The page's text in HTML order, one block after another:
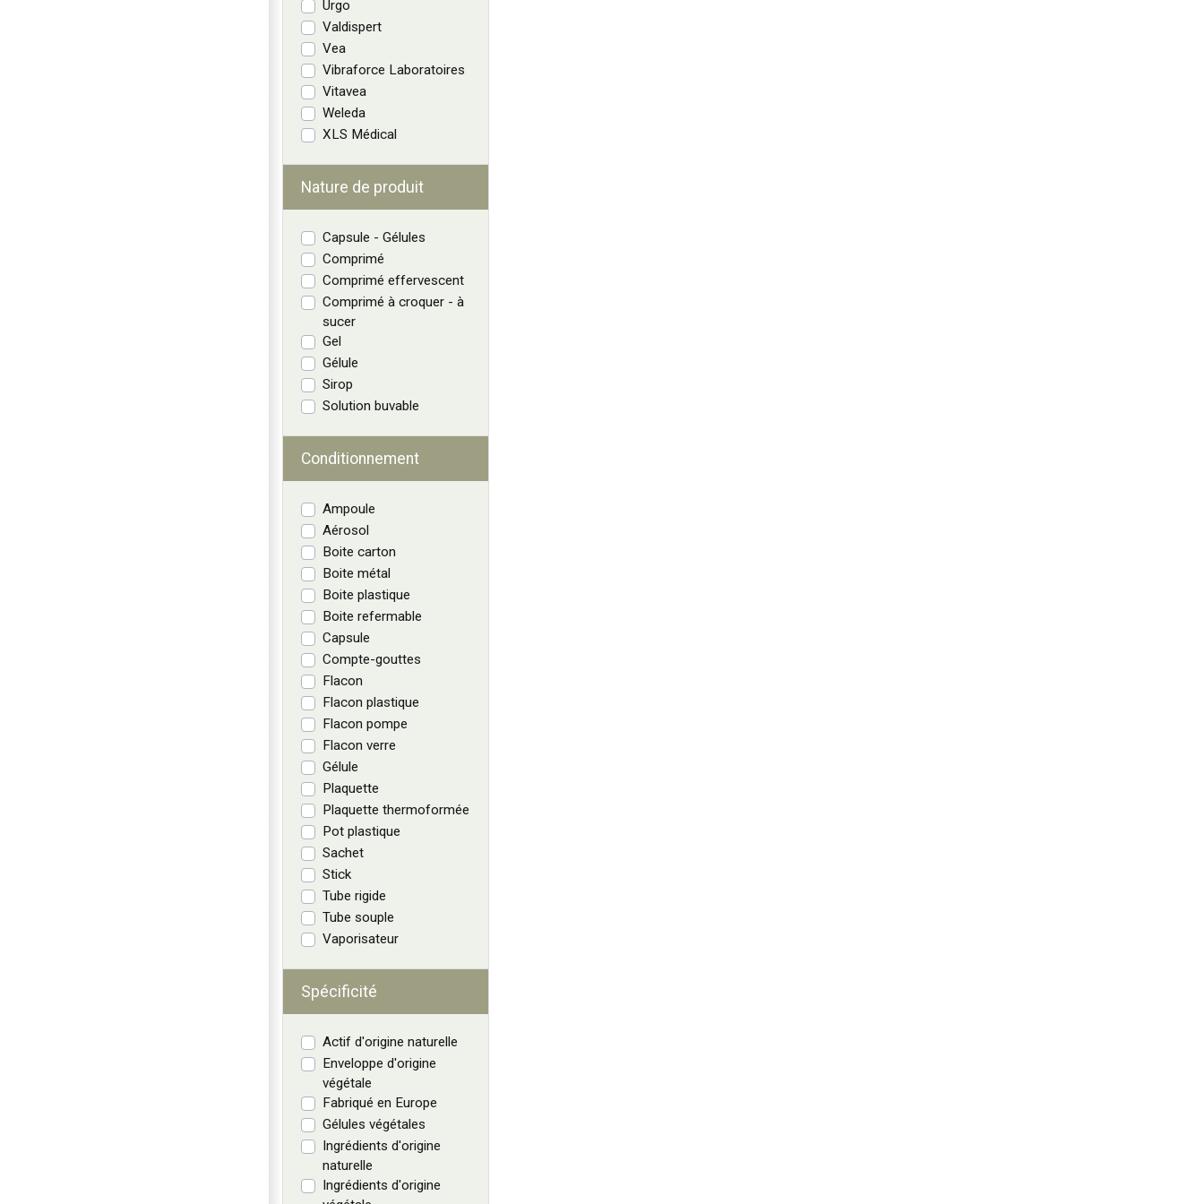
Urgo
Valdispert
Vea
Vibraforce Laboratoires
Vitavea
Weleda
XLS Médical
Nature de produit
Capsule - Gélules
Comprimé
Comprimé effervescent
Comprimé à croquer - à
sucer
Gel
Gélule
Sirop
Solution buvable
Conditionnement
Ampoule
Aérosol
Boite carton
Boite métal
Boite plastique
Boite refermable
Capsule
Compte-gouttes
Flacon
Flacon plastique
Flacon pompe
Flacon verre
Gélule
Plaquette
Plaquette thermoformée
Pot plastique
Sachet
Stick
Tube rigide
Tube souple
Vaporisateur
Spécificité
Actif d'origine naturelle
Enveloppe d'origine
végétale
Fabriqué en Europe
Gélules végétales
Ingrédients d'origine
naturelle
Ingrédients d'origine